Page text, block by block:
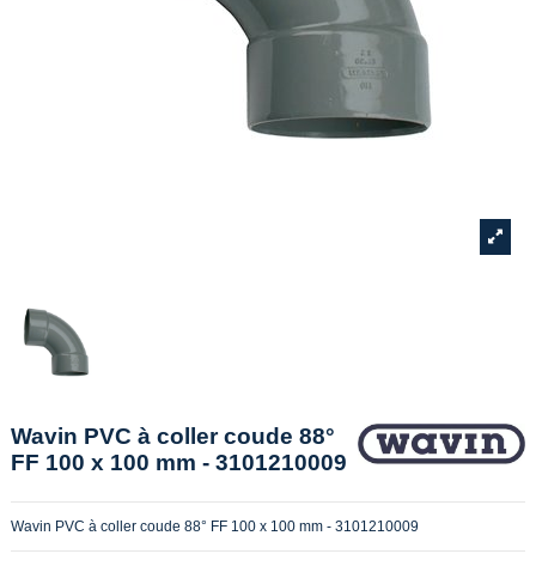
Wavin PVC à coller coude 88°
FF 100 x 100 mm - 3101210009
Wavin PVC à coller coude 88° FF 100 x 100 mm - 3101210009